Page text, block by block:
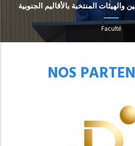
المنتخبة بالأقاليم الجنوبية
Faculté
NOS